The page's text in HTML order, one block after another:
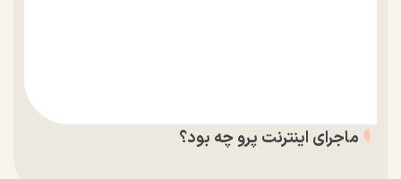
ماجرای اینترنت پرو چه بود؟